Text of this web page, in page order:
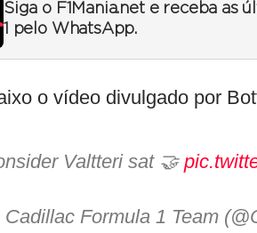
Siga o F1Mania.net e receba as
1 pelo WhatsApp.
o vídeo divulgado por
Valtteri sat 🤝
Formula 1 Team